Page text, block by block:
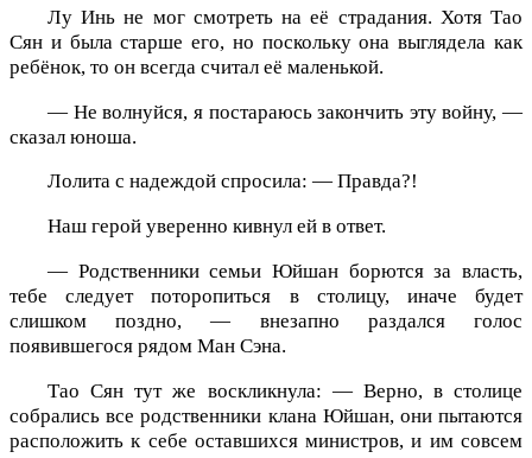
Лу Инь не мог смотреть на её страдания. Хотя Тао
Сян и была старше его, но поскольку она выглядела как
ребёнок, то он всегда считал её маленькой.
— Не волнуйся, я постараюсь закончить эту войну, —
сказал юноша.
Лолита с надеждой спросила: — Правда?!
Наш герой уверенно кивнул ей в ответ.
— Родственники семьи Юйшан борются за власть,
тебе следует поторопиться в столицу, иначе будет
слишком поздно, — внезапно раздался голос
появившегося рядом Ман Сэна.
Тао Сян тут же воскликнула: — Верно, в столице
собрались все родственники клана Юйшан, они пытаются
расположить к себе оставшихся министров, и им совсем